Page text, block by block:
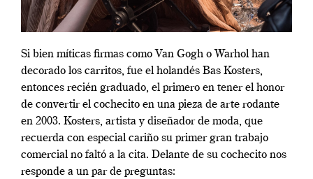
Si bien míticas firmas como Van Gogh o Warhol han
decorado los carritos, fue el holandés Bas Kosters,
entonces recién graduado, el primero en tener el honor
de convertir el cochecito en una pieza de arte rodante
en 2003. Kosters, artista y diseñador de moda, que
recuerda con especial cariño su primer gran trabajo
comercial no faltó a la cita. Delante de su cochecito nos
responde a un par de preguntas: